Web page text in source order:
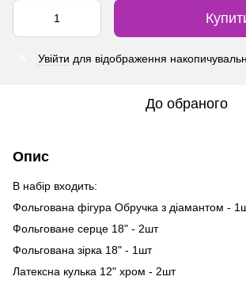
Увійти для відображення
До обраного
Опис
В набір входить:
Фольгована фігура Обручка з діамантом -
Фольговане серце 18" - 2шт
Фольгована зірка 18" - 1шт
Латексна кулька 12" хром - 2шт